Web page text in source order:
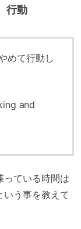
行動
めて行動し
and
っている時間は
いう事を教えて